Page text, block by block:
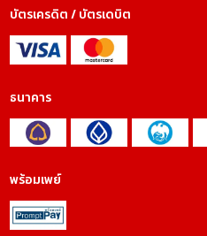
บัตรเครดิต / บัตรเดบิต
ธนาคาร
พร้อมเพย์